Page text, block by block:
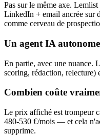
Pas sur le même axe.
LinkedIn + email ancrée sur
comme cerveau de
Un agent IA
En partie, avec une nuance.
scoring, rédaction, relecture)
Combien coûte
Le prix affiché est trompeur
480-530 €/mois — et cela
supprime.